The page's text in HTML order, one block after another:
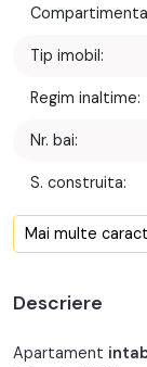
Tip imobil:
Regim inaltime:
Nr. bai:
S. construita:
Confort:
Nr. balcoane:
Nr. parcari:
Mai multe
Descriere
Apartament